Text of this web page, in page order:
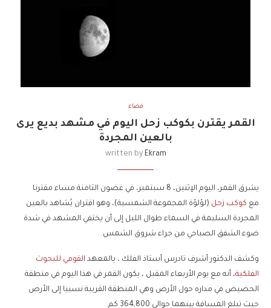
فضاء
القمر يقترن بكوكب زحل اليوم في مشهد بديع يرى
بالعين المجردة
written by Ekram
يشرق القمر، اليوم الإثنين، 8 سبتمبر، في غضون الثامنة مساء مقترنا
مع كوكب زحل (لؤلؤة المجموعة الشمسية)، وهو اقتران يُشاهد بالعين
المجردة السليمة في السماء طوال الليل إلى أن يختفي المشهد في شدة
ضوء الشفق الصباحي من جراء شروق الشمس.
وكشف الدكتور أشرف تادرس أستاذ الفلك ، بالمعهد القومي للبحوث
الفلكية، أنه مع يوم الأربعاء المقبل ، يكون القمر في هذا اليوم في منطقة
الحضيض في مداره حول الأرض وهي المنطقة القريبة نسبيا إلى الأرض
حيث تبلغ المسافة بينهما حوالي 364,800 كم.